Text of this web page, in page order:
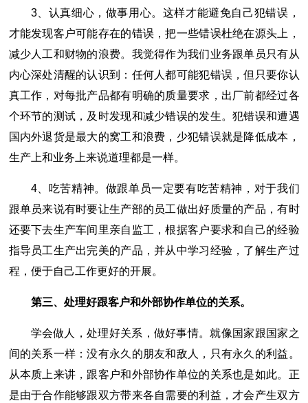
3、认真细心，做事用心。这样才能避免自己犯错误，
才能发现客户可能存在的错误，把一些错误杜绝在源头上，
减少人工和财物的浪费。我觉得作为我们业务跟单员只有从
内心深处清醒的认识到：任何人都可能犯错误，但只要你认
真工作，对每批产品都有明确的质量要求，出厂前都经过各
个环节的测试，及时发现和减少错误的发生。犯错误和遭遇
国内外退货是最大的窝工和浪费，少犯错误就是降低成本，
生产上和业务上来说道理都是一样。
4、吃苦精神。做跟单员一定要有吃苦精神，对于我们
跟单员来说有时要让生产部的员工做出好质量的产品，有时
还要下去生产车间里亲自监工，根据客户要求和自己的经验
指导员工生产出完美的产品，并从中学习经验，了解生产过
程，便于自己工作更好的开展。
第三、处理好跟客户和外部协作单位的关系。
学会做人，处理好关系，做好事情。就像国家跟国家之
间的关系一样：没有永久的朋友和敌人，只有永久的利益。
从本质上来讲，跟客户和外部协作单位的关系也是如此。正
是由于合作能够跟双方带来各自需要的利益，才会产生双方